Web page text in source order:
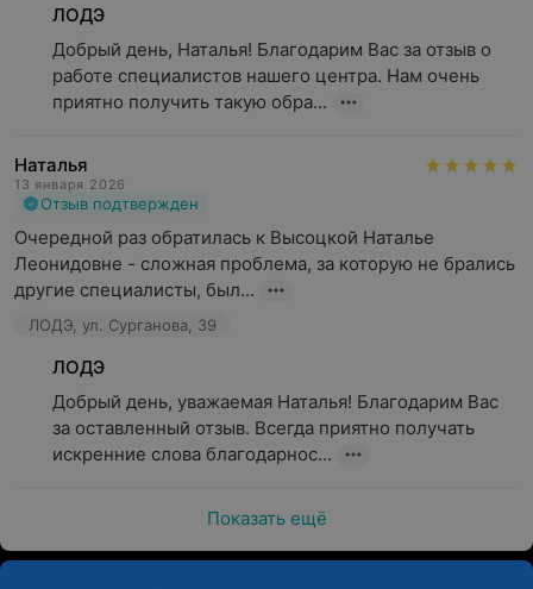
ЛОДЭ
Добрый день, Наталья! Благодарим Вас за отзыв о
работе специалистов нашего центра. Нам очень
приятно получить такую обра...
Наталья
13 января 2026
Отзыв подтвержден
Очередной раз обратилась к Высоцкой Наталье
Леонидовне - сложная проблема, за которую не брались
другие специалисты, был...
ЛОДЭ, ул. Сурганова, 39
ЛОДЭ
Добрый день, уважаемая Наталья! Благодарим Вас
за оставленный отзыв. Всегда приятно получать
искренние слова благодарнос...
Показать ещё